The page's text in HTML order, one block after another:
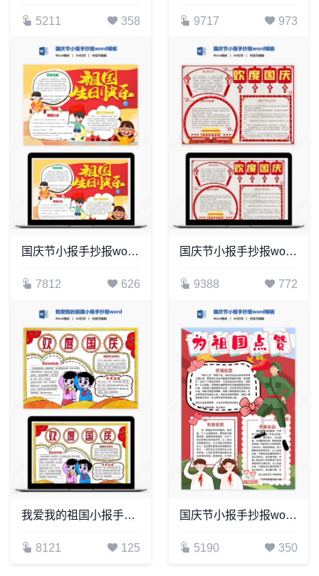
5211 358 9717 973
国庆节小报手抄报word模板(9)
7812 626
国庆节小报手抄报word模板(7)
9388 772
我爱我的祖国小报手抄报word模板
8121 125
国庆节小报手抄报word模板(12)
5190 350